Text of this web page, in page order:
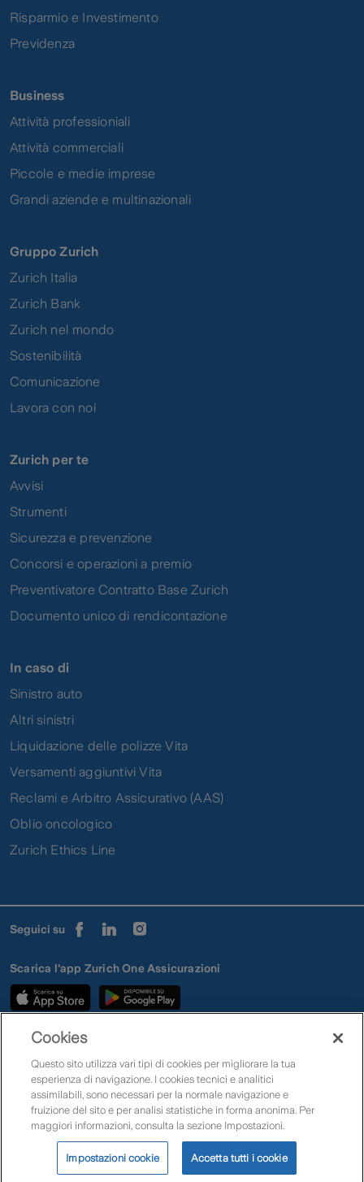
Risparmio e Investimento
Previdenza
Business
Attività professioniali
Attività commerciali
Piccole e medie imprese
Grandi aziende e multinazionali
Gruppo Zurich
Zurich Italia
Zurich Bank
Zurich nel mondo
Sostenibilità
Comunicazione
Lavora con noi
Zurich per te
Avvisi
Strumenti
Sicurezza e prevenzione
Concorsi e operazioni a premio
Preventivatore Contratto Base Zurich
Documento unico di rendicontazione
In caso di
Sinistro auto
Altri sinistri
Liquidazione delle polizze Vita
Versamenti aggiuntivi Vita
Reclami e Arbitro Assicurativo (AAS)
Oblio oncologico
Zurich Ethics Line
Seguici su
Scarica l'app Zurich One Assicurazioni
Assistenza clienti
Quotazioni e rendimenti
Impostazioni Cookies Privacy
Reclami
Conflitto di interessi
Accessibilità Copyright Zurich nel mondo
Zurich Insurance Company Ltd – Rappresentanza Generale per l’Italia PI
01627980152 | Zurich Insurance Europe AG - Rappresentanza Generale per
l'Italia PI 05380900968 | Zurich Investments Life SpA PI 08921640150
Cookies
Questo sito utilizza vari tipi di cookies per migliorare la tua
esperienza di navigazione. I cookies tecnici e analitici
assimilabili, sono necessari per la normale navigazione e
fruizione del sito e per analisi statistiche in forma anonima. Per
maggiori informazioni, consulta la sezione Impostazioni.
Impostazioni cookie Accetta tutti i cookie